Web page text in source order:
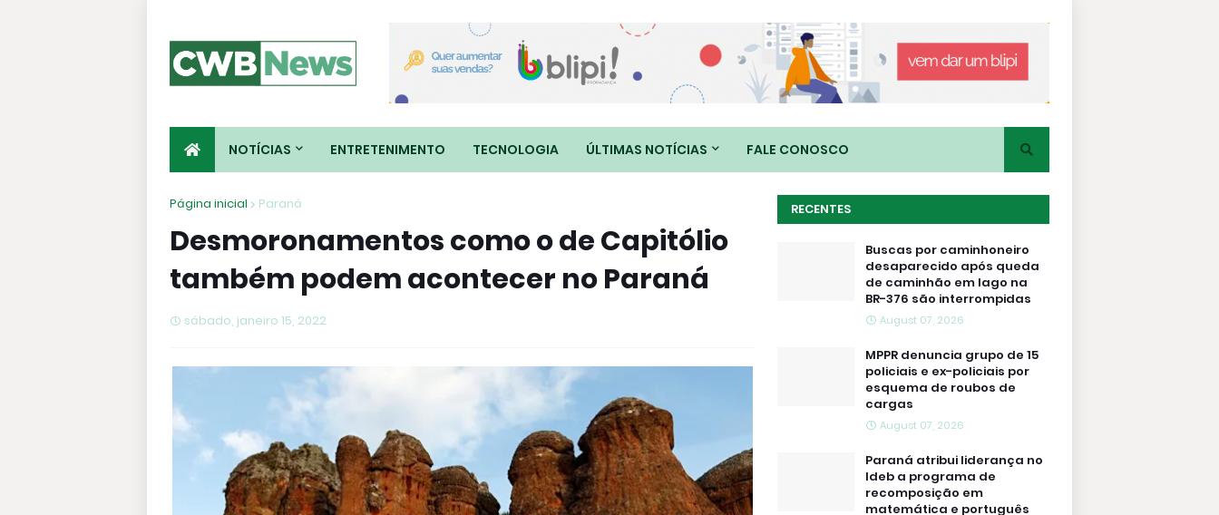
NOTÍCIAS ENTRETENIMENTO TECNOLOGIA ÚLTIMAS NOTÍCIAS FALE CONOSCO
Página inicial Paraná
Desmoronamentos como o de Capitólio
também podem acontecer no Paraná
sábado, janeiro 15, 2022
RECENTES
Buscas por caminhoneiro
desaparecido após queda
de caminhão em lago na
BR-376 são interrompidas
August 07, 2026
MPPR denuncia grupo de 15
policiais e ex-policiais por
esquema de roubos de
cargas
August 07, 2026
Paraná atribui liderança no
Ideb a programa de
recomposição em
matemática e português